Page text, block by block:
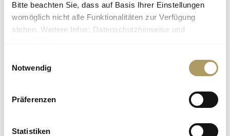
Bitte beachten Sie, dass auf Basis Ihrer Einstellungen
womöglich nicht alle Funktionalitäten zur Verfügung
stehen. Weitere Infos: Datenschutzhinweise und
Notwendig
Präferenzen
Statistiken